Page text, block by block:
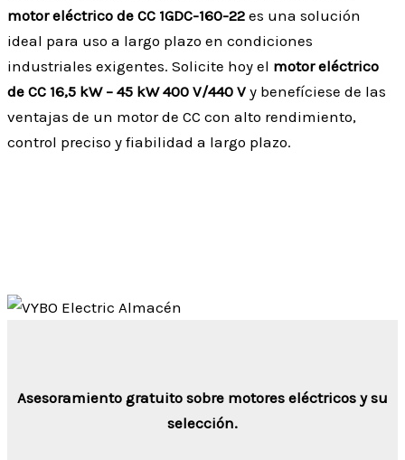
motor eléctrico de CC 1GDC-160-22 es una solución
ideal para uso a largo plazo en condiciones
industriales exigentes. Solicite hoy el motor eléctrico
de CC 16,5 kW – 45 kW 400 V/440 V y benefíciese de las
ventajas de un motor de CC con alto rendimiento,
control preciso y fiabilidad a largo plazo.
Asesoramiento gratuito sobre motores eléctricos y su
selección.